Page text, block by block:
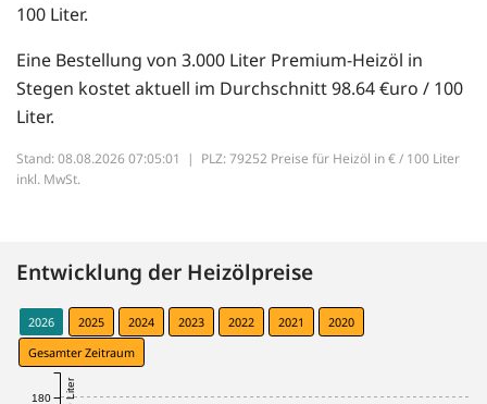
100 Liter.
Eine Bestellung von 3.000 Liter Premium-Heizöl in
Stegen kostet aktuell im Durchschnitt 98.64 €uro / 100
Liter.
Stand: 08.08.2026 07:05:01 | PLZ: 79252 Preise für Heizöl in € / 100 Liter
inkl. MwSt.
Entwicklung der Heizölpreise
2026 2025 2024 2023 2022 2021
2020
Gesamter Zeitraum
180